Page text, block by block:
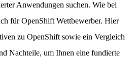
Anwendungen suchen. Wie bei
für OpenShift Wettbewerber. Hier
zu OpenShift sowie ein Vergleich
Nachteile, um Ihnen eine fundierte